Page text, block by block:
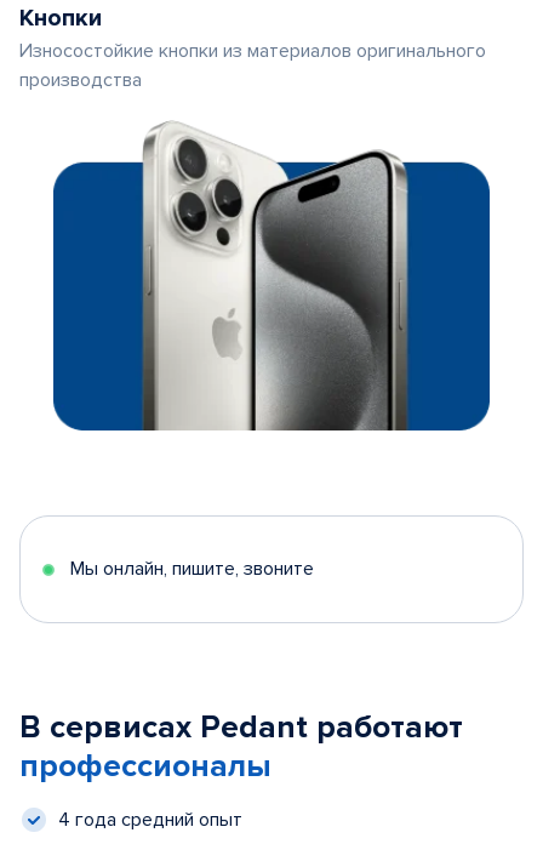
Кнопки
Износостойкие кнопки из материалов оригинального
производства
Мы онлайн, пишите, звоните
В сервисах Pedant работают
профессионалы
4 года средний опыт